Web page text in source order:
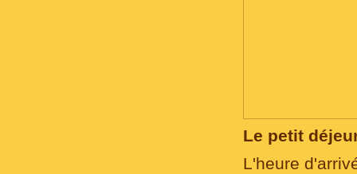
Le petit
L'heure